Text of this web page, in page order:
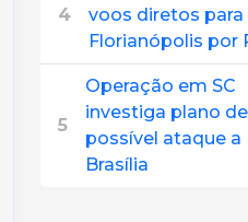
4
voos diretos para
Florianópolis por
5
Operação em SC
investiga plano de
possível ataque a
Brasília